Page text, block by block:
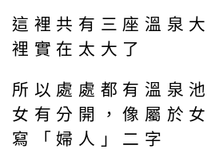
這裡共有三座溫泉
裡實在太大了
所以處處都有溫泉
女有分開，像屬於
寫「婦人」二字